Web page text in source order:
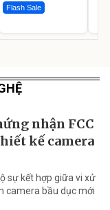
Flash Sale
nhận FCC
kế camera
sự kết hợp giữa vi xử
camera bầu dục mới